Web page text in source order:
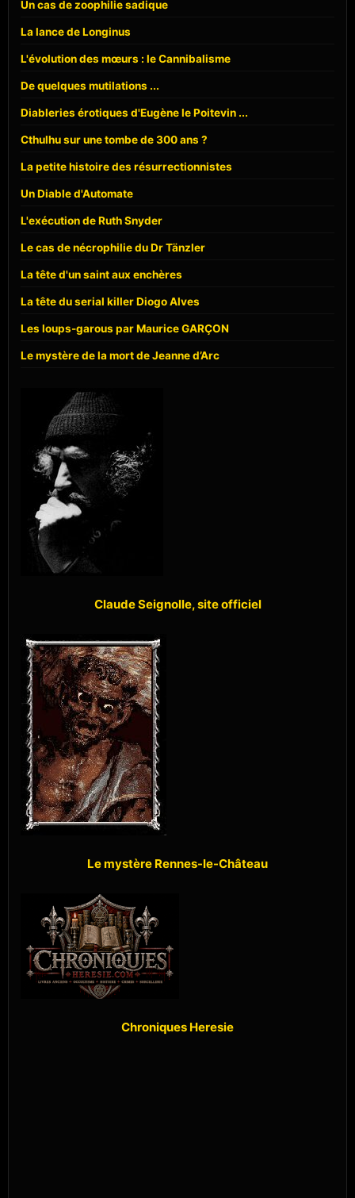
Un cas de zoophilie sadique
La lance de Longinus
L'évolution des mœurs : le Cannibalisme
De quelques mutilations ...
Diableries érotiques d'Eugène le Poitevin ...
Cthulhu sur une tombe de 300 ans ?
La petite histoire des résurrectionnistes
Un Diable d'Automate
L'exécution de Ruth Snyder
Le cas de nécrophilie du Dr Tänzler
La tête d'un saint aux enchères
La tête du serial killer Diogo Alves
Les loups-garous par Maurice GARÇON
Le mystère de la mort de Jeanne d’Arc
Claude Seignolle, site officiel
Le mystère Rennes-le-Château
Chroniques Heresie